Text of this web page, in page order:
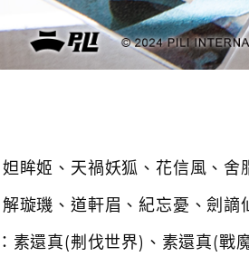
眸姬、天禍妖狐、花信風、舍
璇璣、道軒眉、紀忘憂、劍
素還真(刜伐世界)、素還真(戰